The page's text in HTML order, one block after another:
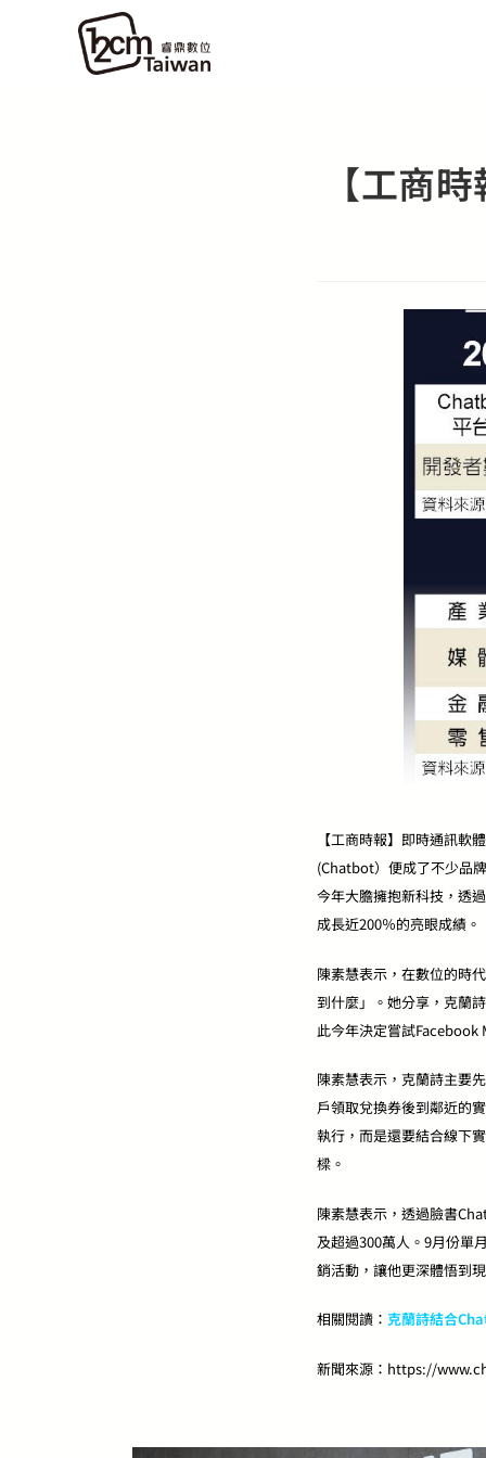
【工商
【工商時報】即時通訊軟
(Chatbot）便成了不少品
今年大膽擁抱新科技，透
成長近200％的亮眼成績。
陳素慧表示，在數位的時
到什麼」。她分享，克蘭
此今年決定嘗試
陳素慧表示，克蘭詩主要
戶領取兌換券後到鄰近的
執行，而是還要結合線下
樑。
陳素慧表示，透過臉書
及超過300萬人。9月份單
銷活動，讓他更深體悟到
相關閱讀： 克蘭詩結合
新聞來源：https://